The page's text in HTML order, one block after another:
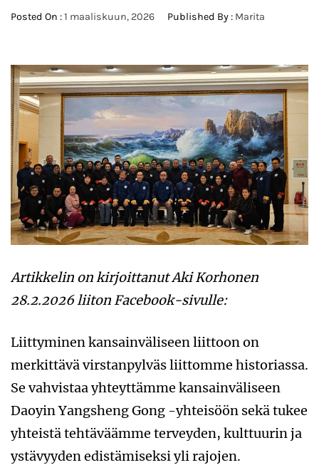
Posted On :1 maaliskuun, 2026 Published By : Marita
Artikkelin on kirjoittanut Aki Korhonen
28.2.2026 liiton Facebook-sivulle:
Liittyminen kansainväliseen liittoon on
merkittävä virstanpylväs liittomme historiassa.
Se vahvistaa yhteyttämme kansainväliseen
Daoyin Yangsheng Gong -yhteisöön sekä tukee
yhteistä tehtäväämme terveyden, kulttuurin ja
ystävyyden edistämiseksi yli rajojen.